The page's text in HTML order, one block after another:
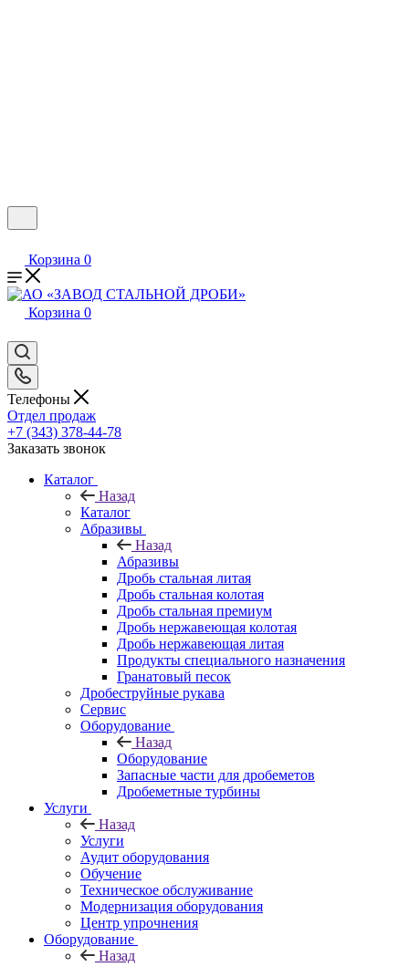
Корзина 0
Корзина 0
Телефоны
Отдел продаж
+7 (343) 378-44-78
Заказать звонок
Каталог
Назад
Каталог
Абразивы
Назад
Абразивы
Дробь стальная литая
Дробь стальная колотая
Дробь стальная премиум
Дробь нержавеющая колотая
Дробь нержавеющая литая
Продукты специального назначения
Гранатовый песок
Дробеструйные рукава
Сервис
Оборудование
Назад
Оборудование
Запасные части для дробеметов
Дробеметные турбины
Услуги
Назад
Услуги
Аудит оборудования
Обучение
Техническое обслуживание
Модернизация оборудования
Центр упрочнения
Оборудование
Назад